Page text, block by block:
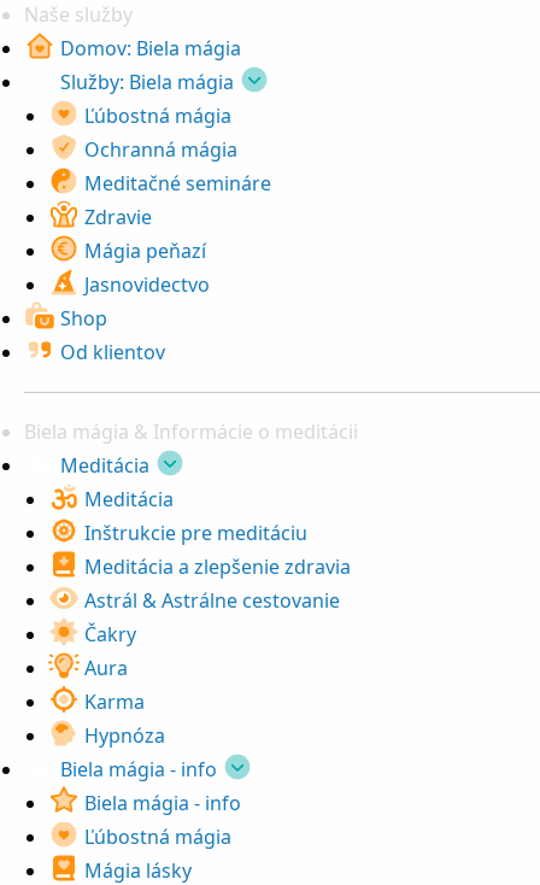
Naše služby
Domov: Biela mágia
Služby: Biela mágia
Ľúbostná mágia
Ochranná mágia
Meditačné semináre
Zdravie
Mágia peňazí
Jasnovidectvo
Shop
Od klientov
Biela mágia & Informácie o meditácii
Meditácia
Meditácia
Inštrukcie pre meditáciu
Meditácia a zlepšenie zdravia
Astrál & Astrálne cestovanie
Čakry
Aura
Karma
Hypnóza
Biela mágia - info
Biela mágia - info
Ľúbostná mágia
Mágia lásky